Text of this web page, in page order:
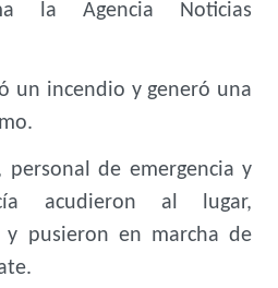
la Agencia Noticias
un incendio y generó una
personal de emergencia y
acudieron al lugar,
y pusieron en marcha de